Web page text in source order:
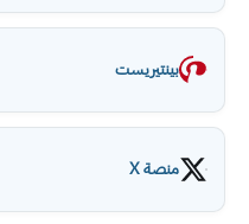
بينتيريست
منصة X